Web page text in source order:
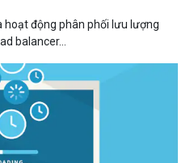
hoạt động phân phối lưu lượng
balancer...